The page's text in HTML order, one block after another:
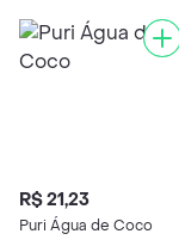
R$ 21,23
Puri Água de Coco